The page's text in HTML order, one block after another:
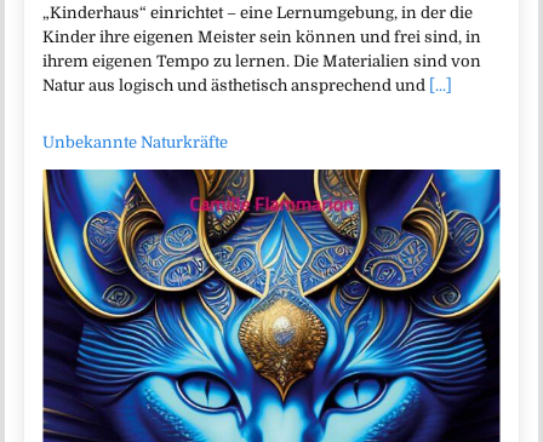
„Kinderhaus“ einrichtet – eine Lernumgebung, in der die
Kinder ihre eigenen Meister sein können und frei sind, in
ihrem eigenen Tempo zu lernen. Die Materialien sind von
Natur aus logisch und ästhetisch ansprechend und [...]
Unbekannte Naturkräfte